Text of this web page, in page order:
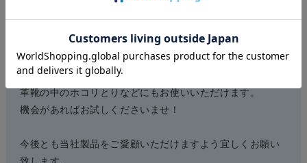
ペネトレィトブラシは、細かいところにクリームを塗るた
めだけではなく、クリームを付けていない状態であれば、
革靴の中のホコリとりなどにもお使いいただけます。
機会があればお試しくださいませ！
今後とも当社製品をご愛顧いただけますよう宜しくお願い